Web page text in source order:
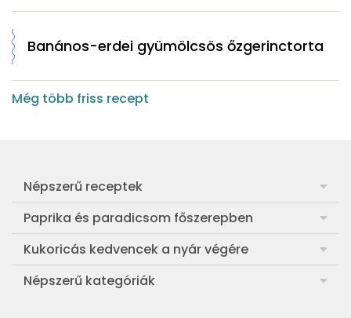
Banános-erdei gyümölcsös őzgerinctorta
Még több friss recept
Népszerű receptek
Frankfurti leves
Egyszerű muffin
Aranygaluska
Paprika és paradicsom főszerepben
Pan con Tomate
Paradicsom és paprika eltevése télre
Kukoricás kedvencek a nyár végére
Legfinomabb főtt kukorica
Népszerű kategóriák